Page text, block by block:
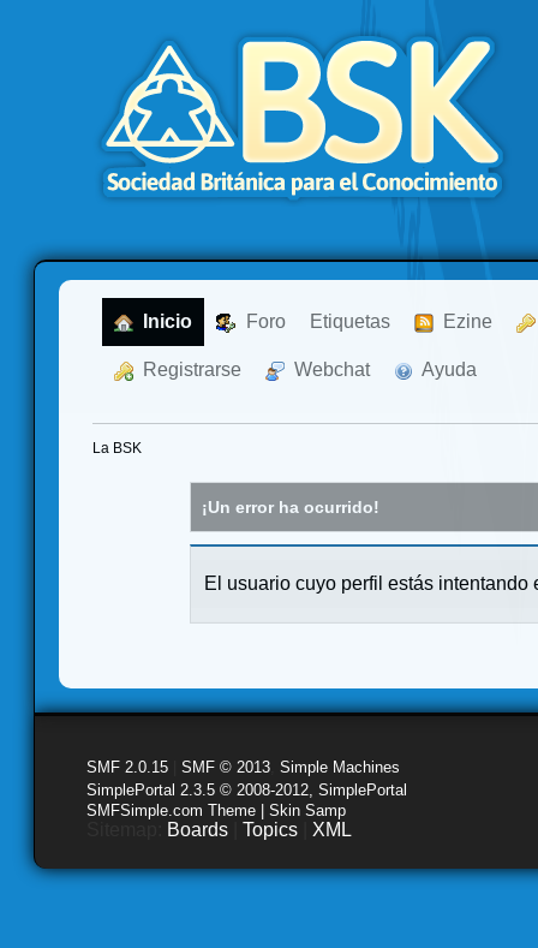
Inicio Foro Etiquetas Ezine
Registrarse Webchat Ayuda
La BSK
¡Un error ha ocurrido!
El usuario cuyo perfil estás intentando
SMF 2.0.15 SMF © 2013 Simple Machines
SimplePortal 2.3.5 © 2008-2012, SimplePortal
SMFSimple.com Theme | Skin Samp
Boards Topics XML